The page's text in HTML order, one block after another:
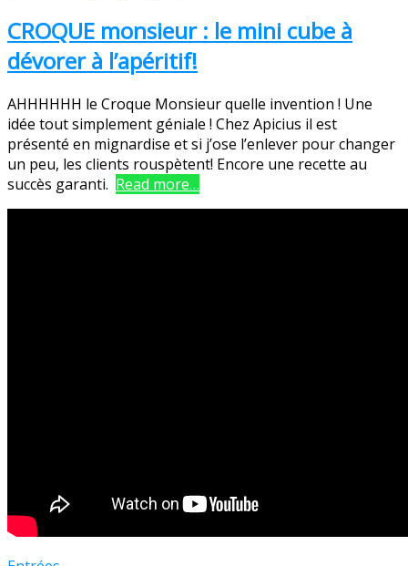
CROQUE monsieur : le mini cube à
dévorer à l’apéritif!
AHHHHHH le Croque Monsieur quelle invention ! Une
idée tout simplement géniale ! Chez Apicius il est
présenté en mignardise et si j’ose l’enlever pour changer
un peu, les clients rouspètent! Encore une recette au
succès garanti. Read more…